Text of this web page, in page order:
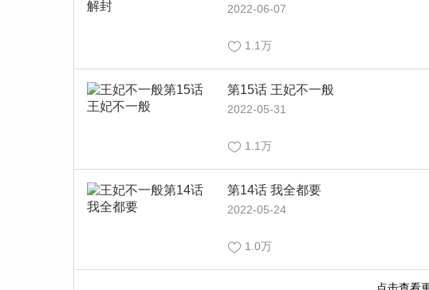
2022-06-07
1.1万
第15话 王妃不一般
2022-05-31
1.1万
第14话 我全都要
2022-05-24
1.0万